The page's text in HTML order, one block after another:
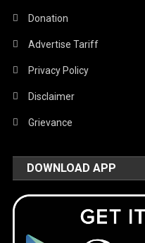
Donation
Advertise Tariff
Privacy Policy
Disclaimer
Grievance
DOWNLOAD APP